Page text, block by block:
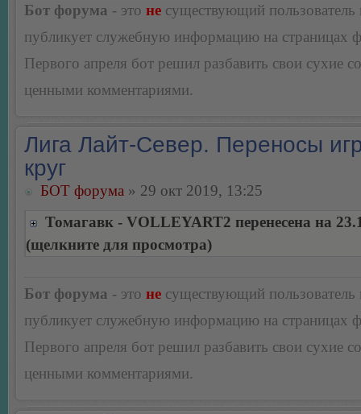
Бот форума - это не существующий пользователь
публикует служебную информацию на страницах
Первого апреля бот решил разбавить свои сухие
ценными комментариями.
Лига Лайт-Север. Переносы
круг
БОТ форума » 29 окт 2019, 13:25
Томагавк - VOLLEYART2 перенесена на
(щелкните для просмотра)
Бот форума - это не существующий пользователь
публикует служебную информацию на страницах
Первого апреля бот решил разбавить свои сухие
ценными комментариями.